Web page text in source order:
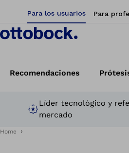
Para los usuarios Para
Recomendaciones
Líder tecnológico y
mercado
Home